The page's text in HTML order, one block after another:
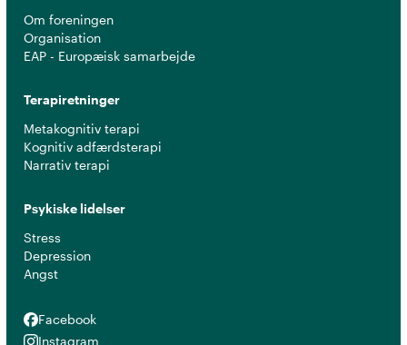
Om foreningen
Organisation
EAP - Europæisk samarbejde
Terapiretninger
Metakognitiv terapi
Kognitiv adfærdsterapi
Narrativ terapi
Psykiske lidelser
Stress
Depression
Angst
Facebook
Facebook
Instagram